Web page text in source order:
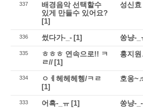
337
배경음악 선택할수
있게 만들수 있어요?
[1]
성신효
336 썼다가-_- [1] 쏭냥-
335
ㅎㅎㅎ 연속으로!! ㅋ
ㄹ// [1]
홍지
334
ㅇㅔ헤헤헤헹/ㅋㄹ
[1]
호옹~♬
333 어흑-_ㅠ [1] 쏭냥-_-